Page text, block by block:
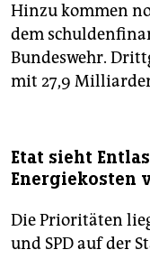
Hinzu kommen
dem
Bundeswehr.
mit 27,9
Etat sieht
Energiekosten
Die Prioritäten
und SPD auf der